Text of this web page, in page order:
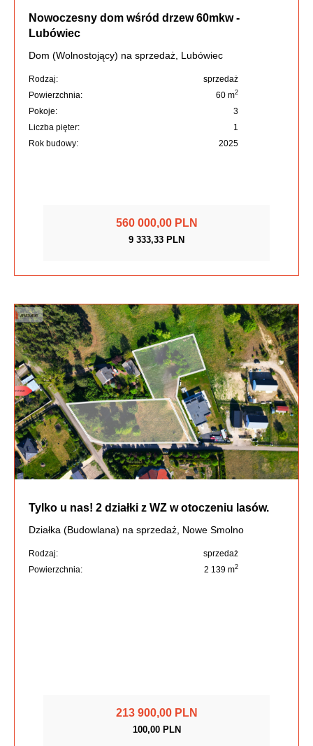
Nowoczesny dom wśród drzew 60mkw -
Lubówiec
Dom (Wolnostojący) na sprzedaż, Lubówiec
Rodzaj:
sprzedaż
Powierzchnia:
60 m2
Pokoje:
3
Liczba pięter:
1
Rok budowy:
2025
560 000,00 PLN
9 333,33 PLN
Tylko u nas! 2 działki z WZ w otoczeniu lasów.
Działka (Budowlana) na sprzedaż, Nowe Smolno
Rodzaj:
sprzedaż
Powierzchnia:
2 139 m2
213 900,00 PLN
100,00 PLN